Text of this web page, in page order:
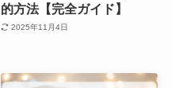
的方法【完全ガイド】
2025年11月4日